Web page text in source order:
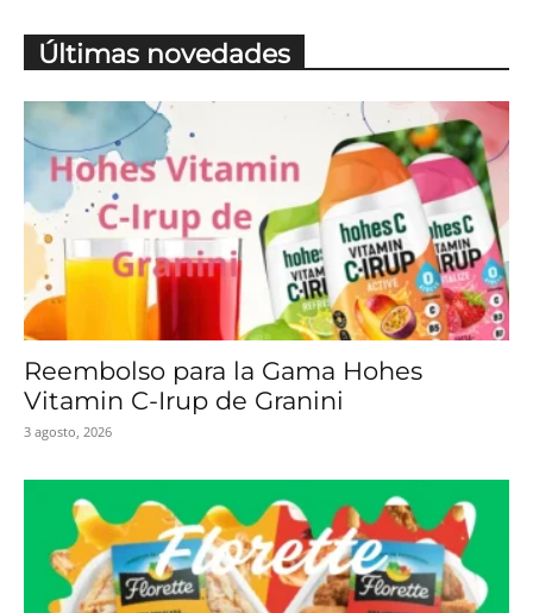
Últimas novedades
Reembolso para la Gama Hohes
Vitamin C-Irup de Granini
3 agosto, 2026